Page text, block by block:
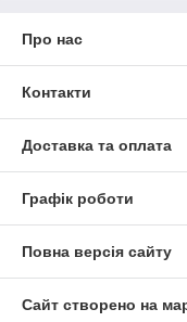
Про нас
Контакти
Доставка та оплата
Графік роботи
Повна версія сайту
Сайт створено на